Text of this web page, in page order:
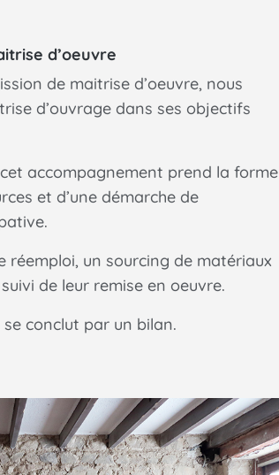
d’oeuvre
de maitrise d’oeuvre, nous
d’ouvrage dans ses objectifs
accompagnement prend la forme
et d’une démarche de
réemploi, un sourcing de matériaux
de leur remise en oeuvre.
conclut par un bilan.